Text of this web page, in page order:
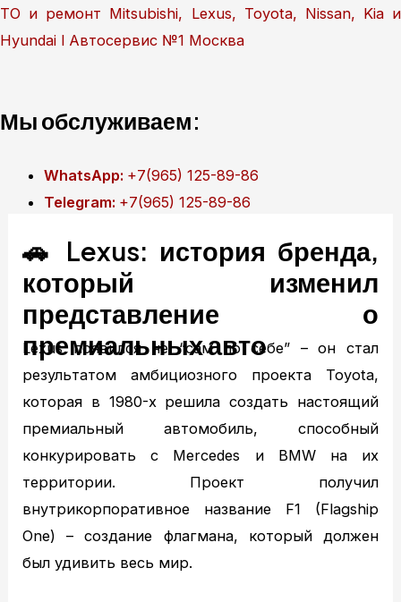
Перейти
к
ТО и ремонт Mitsubishi, Lexus, Toyota, Nissan, Kia и
Hyundai l Автосервис №1 Москва
Мы обслуживаем:
WhatsApp: +7(965) 125-89-86
Telegram: +7(965) 125-89-86
Главная
Техобслуживание
MITSUBISHI диагностика
MITSUBISHI ремонт
TOYOTA ТО
TOYOTA диагностика
TOYOTA ремонт
NISSAN ТО
NISSAN диагностика
NISSAN ремонт
MAZDA ТО
MAZDA диагностика
🚗 Lexus: история бренда,
который изменил
представление о
премиальных авто
Lexus появился не “сам по себе” – он стал
результатом амбициозного проекта Toyota,
которая в 1980-х решила создать настоящий
премиальный автомобиль, способный
конкурировать с Mercedes и BMW на их
территории. Проект получил
внутрикорпоративное название F1 (Flagship
One) – создание флагмана, который должен
был удивить весь мир.